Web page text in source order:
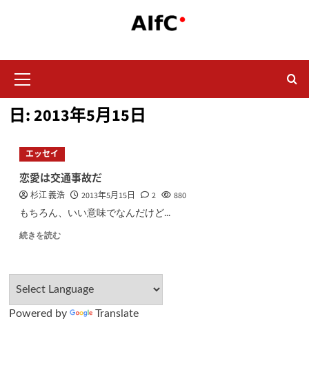
イ
ン
メ
ー
日:2013年5月15日
エッセイ
恋愛は交通事故だ
杉江 義浩 2013年5月15日 2 880
もちろん、いい意味でなんだけど...
続きを読む
Powered by Translate